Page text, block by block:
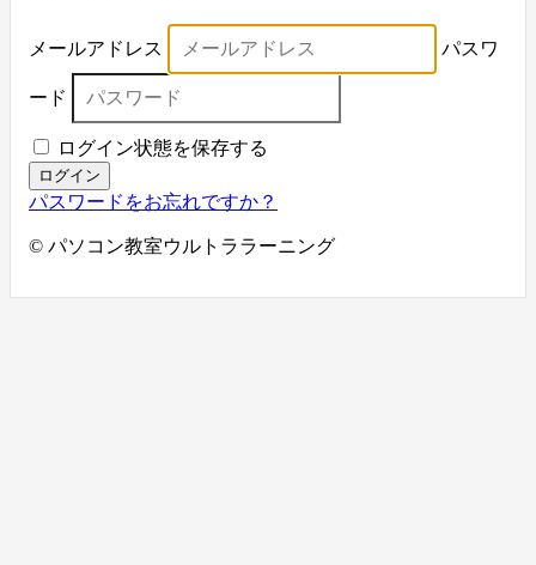
メールアドレス パスワ
ード
ログイン状態を保存する
ログイン
パスワードをお忘れですか？
© パソコン教室ウルトララーニング